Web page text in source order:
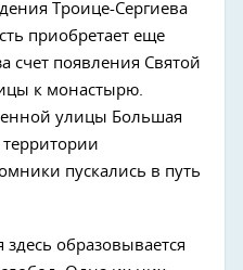
Троице-Сергиева
приобретает еще
счет появления Святой
к монастырю.
улицы Большая
пускались в путь
образовывается